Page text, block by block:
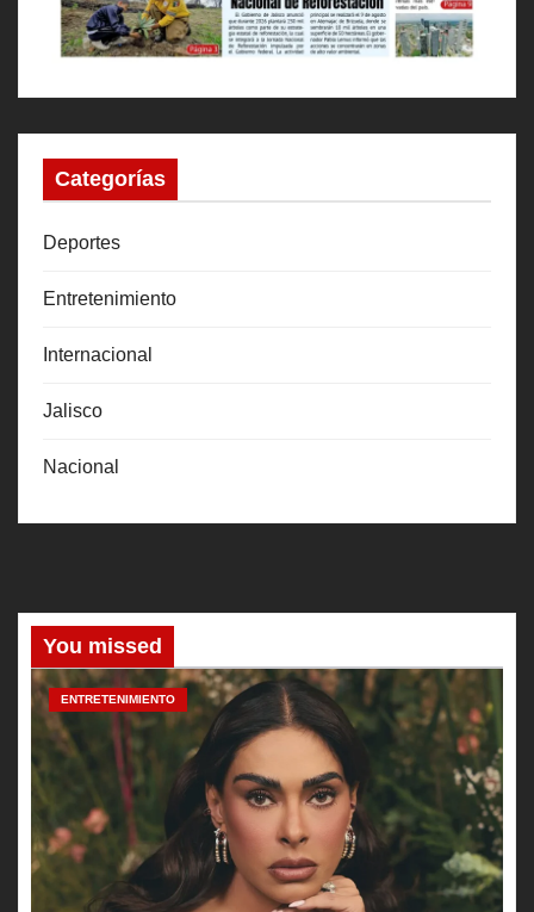
Categorías
Deportes
Entretenimiento
Internacional
Jalisco
Nacional
You missed
ENTRETENIMIENTO